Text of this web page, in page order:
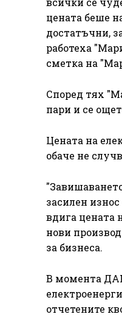
цената беше
достатъчни,
работеха
сметка на
Според тях
пари и се
Цената на
обаче не
засилен
вдига цената
нови
за бизнеса.
В момента
отчетените